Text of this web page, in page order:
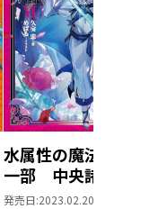
水属性の魔法使い
一部 中央諸国編6
発売日:2023.02.20